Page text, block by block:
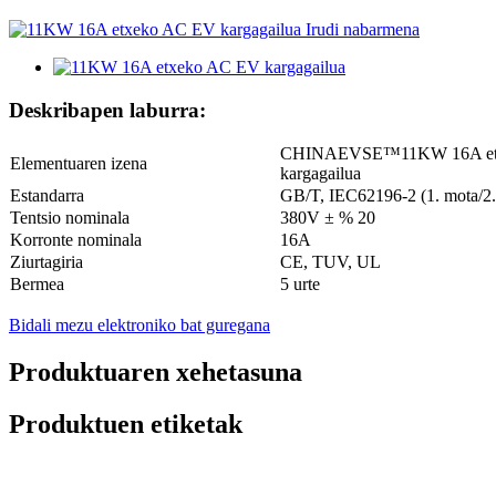
Deskribapen laburra:
Elementuaren izena
CHINAEVSE™️11KW 16A
kargagailua
Estandarra
GB/T, IEC62196-2 (1. mota/
Tentsio nominala
380V ± % 20
Korronte nominala
16A
Ziurtagiria
CE, TUV, UL
Bermea
5 urte
Bidali mezu elektroniko bat guregana
Produktuaren xehetasuna
Produktuen etiketak